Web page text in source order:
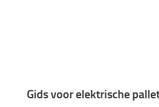
Gids voor elektrische